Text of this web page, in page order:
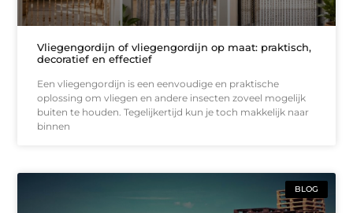
Vliegengordijn of vliegengordijn op maat: praktisch,
decoratief en effectief
Een vliegengordijn is een eenvoudige en praktische
oplossing om vliegen en andere insecten zoveel mogelijk
buiten te houden. Tegelijkertijd kun je toch makkelijk naar
binnen
BLOG